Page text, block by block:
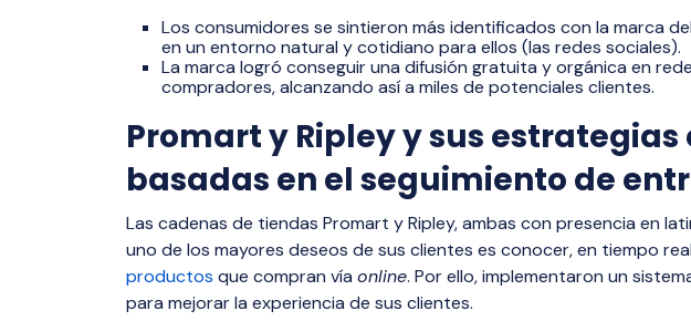
Los consumidores se sintieron más identificados con la marca
en un entorno natural y cotidiano para ellos (las redes sociales).
La marca logró conseguir una difusión gratuita y orgánica en
compradores, alcanzando así a miles de potenciales clientes.
Promart y Ripley y sus
basadas en el seguimiento de
Las cadenas de tiendas Promart y Ripley, ambas con presencia en
uno de los mayores deseos de sus clientes es conocer, en tiempo
productos que compran vía online. Por ello, implementaron un
para mejorar la experiencia de sus clientes.